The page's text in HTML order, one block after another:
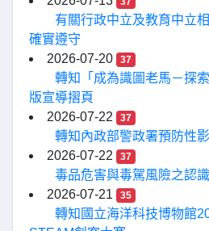
有關行政中立及教育中立
確實遵守
2026-07-20
37
轉知「成為識圖老馬－探
版宣導摺頁
2026-07-22
37
轉知內政部警政署預防性
2026-07-22
37
毒品危害與毒駕風險之認識
2026-07-21
35
轉知國立海洋科技博物館